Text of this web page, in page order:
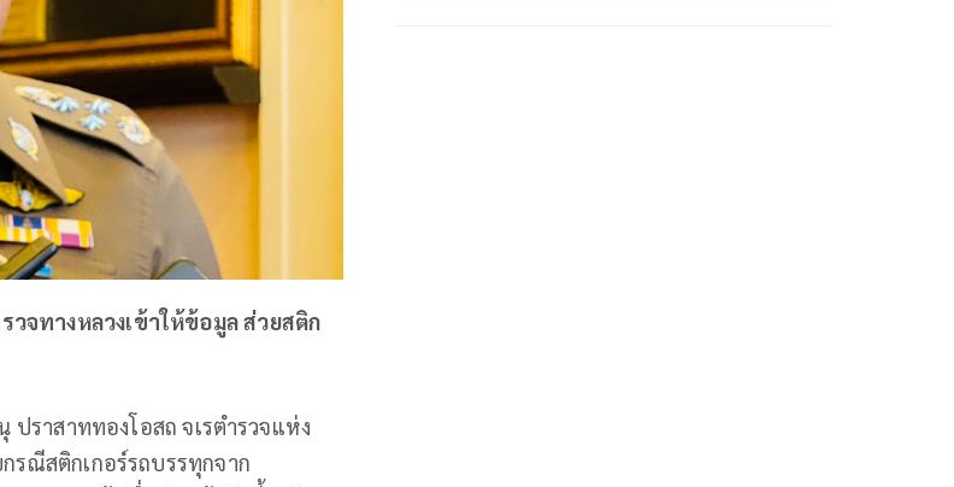
จทางหลวงเข้าให้ข้อมูล ส่วยสติก
ราสาททองโอสถ จเรตำรวจแห่ง
รณีสติกเกอร์รถบรรทุกจาก